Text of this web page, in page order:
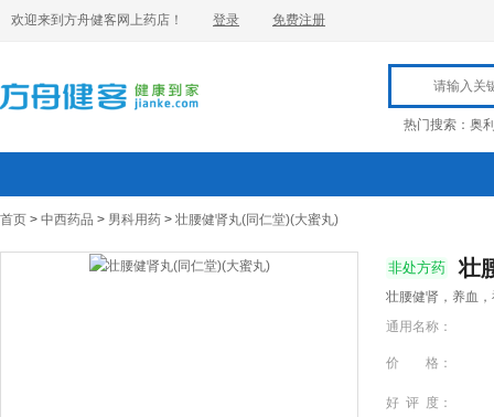
欢迎来到方舟健客网上药店！ 登录 免费注册
热门搜索： 奥
首页 > 中西药品 > 男科用药 > 壮腰健肾丸(同仁堂)(大蜜丸)
非处方药 壮
壮腰健肾，养血
通用名称：
价 格：
好 评 度：